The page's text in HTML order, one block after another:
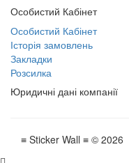
Особистий Кабінет
Особистий Кабінет
Історія замовлень
Закладки
Розсилка
Юридичні дані компанії
≡ Sticker Wall ≡ © 2026